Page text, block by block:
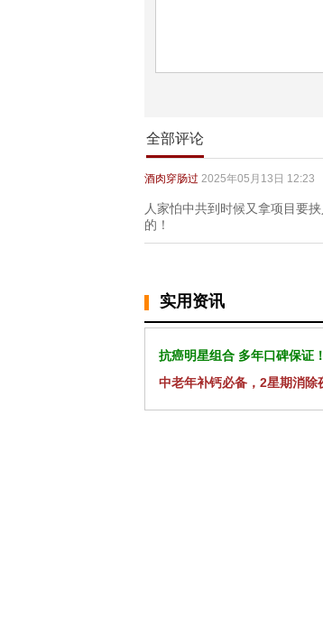
全部评论
酒肉穿肠过 2025年05月13日 12:23
人家怕中共到时候又拿项目要
的！
实用资讯
抗癌明星组合 多年口碑保证
中老年补钙必备，2星期消